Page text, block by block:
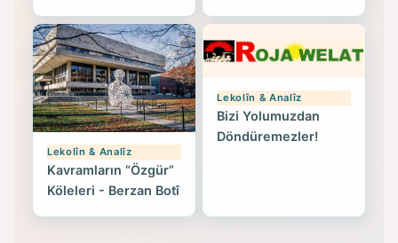
Lekolîn & Analîz
Kavramların “Özgür”
Köleleri - Berzan Botî
Lekolîn & Analîz
Bizi Yolumuzdan
Döndüremezler!